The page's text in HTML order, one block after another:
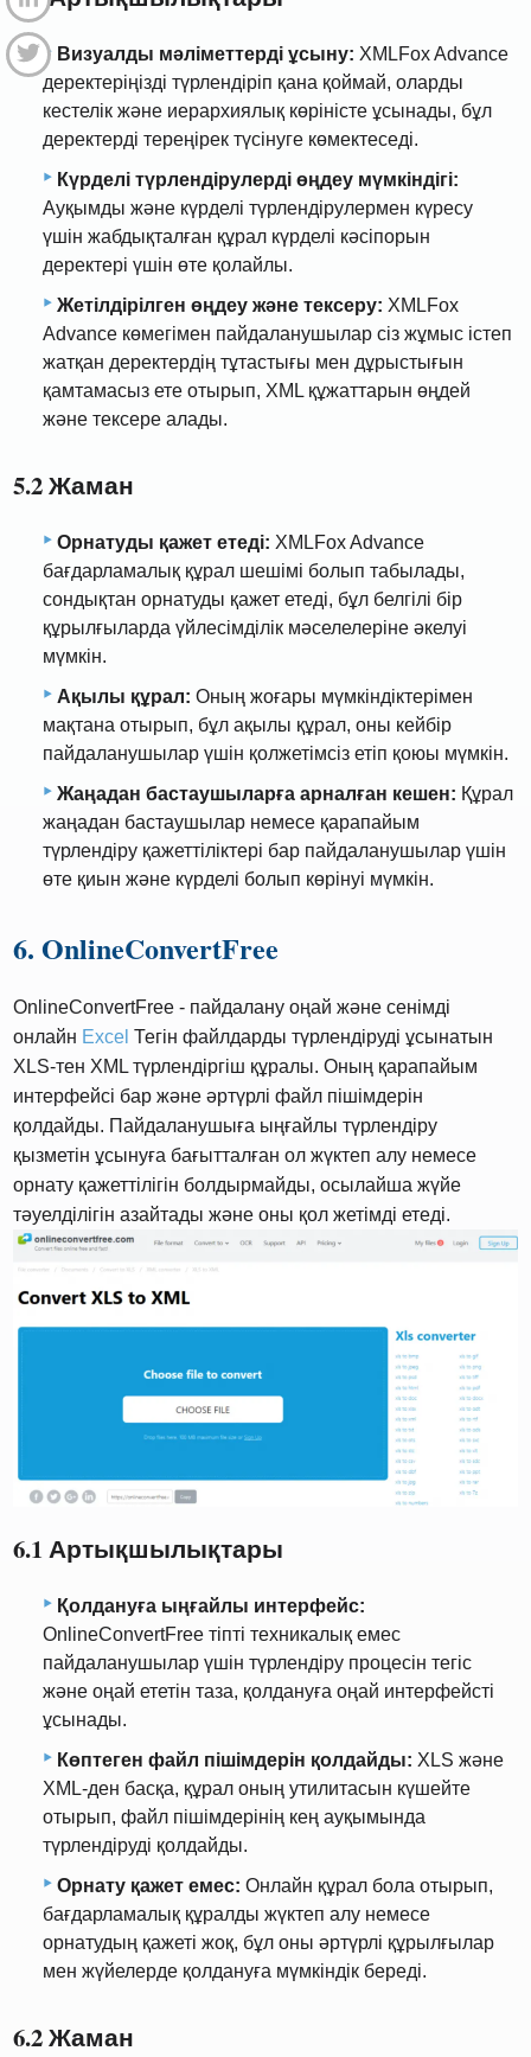
Визуалды мәліметтерді ұсыну: XMLFox Advance
деректеріңізді түрлендіріп қана қоймай, оларды
кестелік және иерархиялық көріністе ұсынады, бұл
деректерді тереңірек түсінуге көмектеседі.
Күрделі түрлендірулерді өңдеу мүмкіндігі:
Ауқымды және күрделі түрлендірулермен күресу
үшін жабдықталған құрал күрделі кәсіпорын
деректері үшін өте қолайлы.
Жетілдірілген өңдеу және тексеру: XMLFox
Advance көмегімен пайдаланушылар сіз жұмыс істеп
жатқан деректердің тұтастығы мен дұрыстығын
қамтамасыз ете отырып, XML құжаттарын өңдей
және тексере алады.
5.2 Жаман
Орнатуды қажет етеді: XMLFox Advance
бағдарламалық құрал шешімі болып табылады,
сондықтан орнатуды қажет етеді, бұл белгілі бір
құрылғыларда үйлесімділік мәселелеріне әкелуі
мүмкін.
Ақылы құрал: Оның жоғары мүмкіндіктерімен
мақтана отырып, бұл ақылы құрал, оны кейбір
пайдаланушылар үшін қолжетімсіз етіп қоюы мүмкін.
Жаңадан бастаушыларға арналған кешен: Құрал
жаңадан бастаушылар немесе қарапайым
түрлендіру қажеттіліктері бар пайдаланушылар үшін
өте қиын және күрделі болып көрінуі мүмкін.
6. OnlineConvertFree
OnlineConvertFree - пайдалану оңай және сенімді
онлайн Excel Тегін файлдарды түрлендіруді ұсынатын
XLS-тен XML түрлендіргіш құралы. Оның қарапайым
интерфейсі бар және әртүрлі файл пішімдерін
қолдайды. Пайдаланушыға ыңғайлы түрлендіру
қызметін ұсынуға бағытталған ол жүктеп алу немесе
орнату қажеттілігін болдырмайды, осылайша жүйе
тәуелділігін азайтады және оны қол жетімді етеді.
6.1 Артықшылықтары
Қолдануға ыңғайлы интерфейс:
OnlineConvertFree тіпті техникалық емес
пайдаланушылар үшін түрлендіру процесін тегіс
және оңай ететін таза, қолдануға оңай интерфейсті
ұсынады.
Көптеген файл пішімдерін қолдайды: XLS және
XML-ден басқа, құрал оның утилитасын күшейте
отырып, файл пішімдерінің кең ауқымында
түрлендіруді қолдайды.
Орнату қажет емес: Онлайн құрал бола отырып,
бағдарламалық құралды жүктеп алу немесе
орнатудың қажеті жоқ, бұл оны әртүрлі құрылғылар
мен жүйелерде қолдануға мүмкіндік береді.
6.2 Жаман